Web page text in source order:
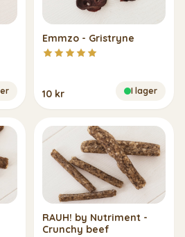
Emmzo - Gristryne
10 kr I lager
RAUH! by Nutriment -
Crunchy beef